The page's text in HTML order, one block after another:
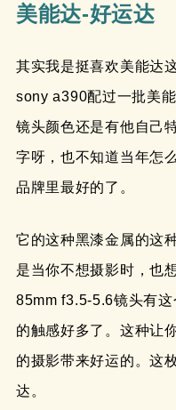
美能达-好运达
其实我是挺喜欢美能达
sony a390配过一批美
镜头颜色还是有他自己
字呀，也不知道当年怎
品牌里最好的了。
它的这种黑漆金属的这
是当你不想摄影时，也
85mm f3.5-5.6镜头有
的触感好多了。这种
的摄影带来好运的。
达。